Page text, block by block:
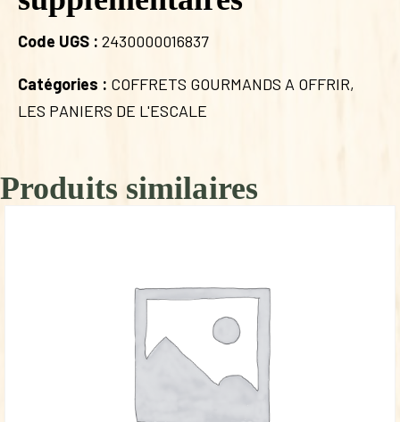
Code UGS : 2430000016837
Catégories : COFFRETS GOURMANDS A OFFRIR,
LES PANIERS DE L'ESCALE
Produits similaires